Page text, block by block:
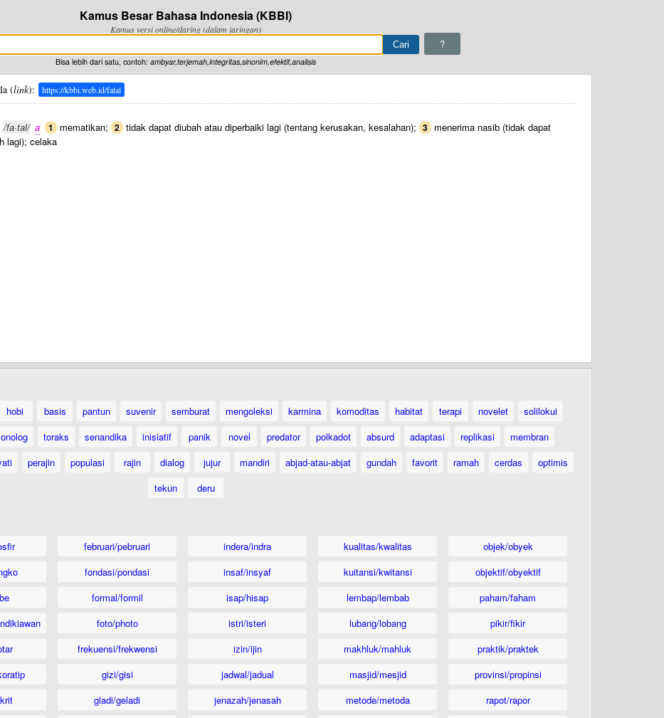
Kamus Besar Bahasa Indonesia (KBBI)
Kamus versi online/daring (dalam jaringan)
?
Bisa lebih dari satu, contoh: ambyar,terjemah,integritas,sinonim,efektif,analisis
(link): https://kbbi.web.id/fatal
/fa·tal/ a 1 mematikan; 2 tidak dapat diubah atau diperbaiki lagi (tentang kerusakan, kesalahan); 3 menerima nasib (tidak dapat
lagi); celaka
hobi basis pantun suvenir semburat mengoleksi karmina komoditas habitat terapi novelet
solilokui
toraks senandika inisiatif panik novel predator polkadot absurd adaptasi replikasi
membran
perajin populasi rajin dialog jujur mandiri abjad-atau-abjat gundah favorit ramah cerdas
optimis
tekun
deru
februari/pebruari
fondasi/pondasi
formal/formil
foto/photo
frekuensi/frekwensi
gizi/gisi
gladi/geladi
indera/indra
insaf/insyaf
isap/hisap
istri/isteri
izin/ijin
jadwal/jadual
jenazah/jenasah
kualitas/kwalitas
kuitansi/kwitansi
lembap/lembab
lubang/lobang
makhluk/mahluk
masjid/mesjid
metode/metoda
objek/obyek
objektif/obyektif
paham/faham
pikir/fikir
praktik/praktek
provinsi/propinsi
rapot/rapor